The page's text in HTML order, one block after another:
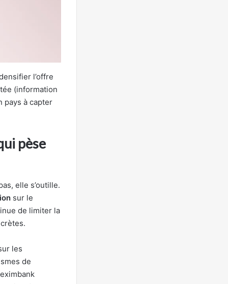
l’offre
(information
pays à capter
pèse
elle s’outille.
sur le
de limiter la
les
de